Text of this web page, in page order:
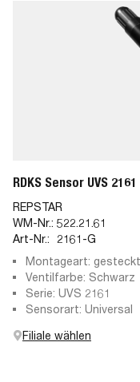
RDKS Sensor UVS
REPSTAR
WM-Nr.: 522.21.61
Art-Nr.:
2161-G
Montageart: gesteckt
Ventilfarbe: Schwarz
Serie: UVS 2161
Sensorart: Universal
Filiale wählen